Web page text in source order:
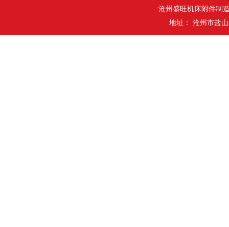
沧州盛旺机床附件制
地址： 沧州市盐